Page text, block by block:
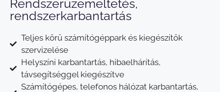
Rendszerüzemeltetés,
rendszerkarbantartás
Teljes körű számítógéppark és kiegészítők
szervizelése
Helyszíni karbantartás, hibaelhárítás,
távsegítséggel kiegészítve
Számítógépes, telefonos hálózat karbantartás,